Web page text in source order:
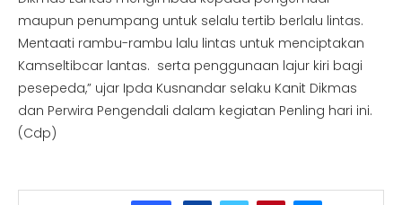
maupun penumpang untuk selalu tertib berlalu lintas.
Mentaati rambu-rambu lalu lintas untuk menciptakan
Kamseltibcar lantas. serta penggunaan lajur kiri bagi
pesepeda,” ujar Ipda Kusnandar selaku Kanit Dikmas
dan Perwira Pengendali dalam kegiatan Penling hari ini.
(Cdp)